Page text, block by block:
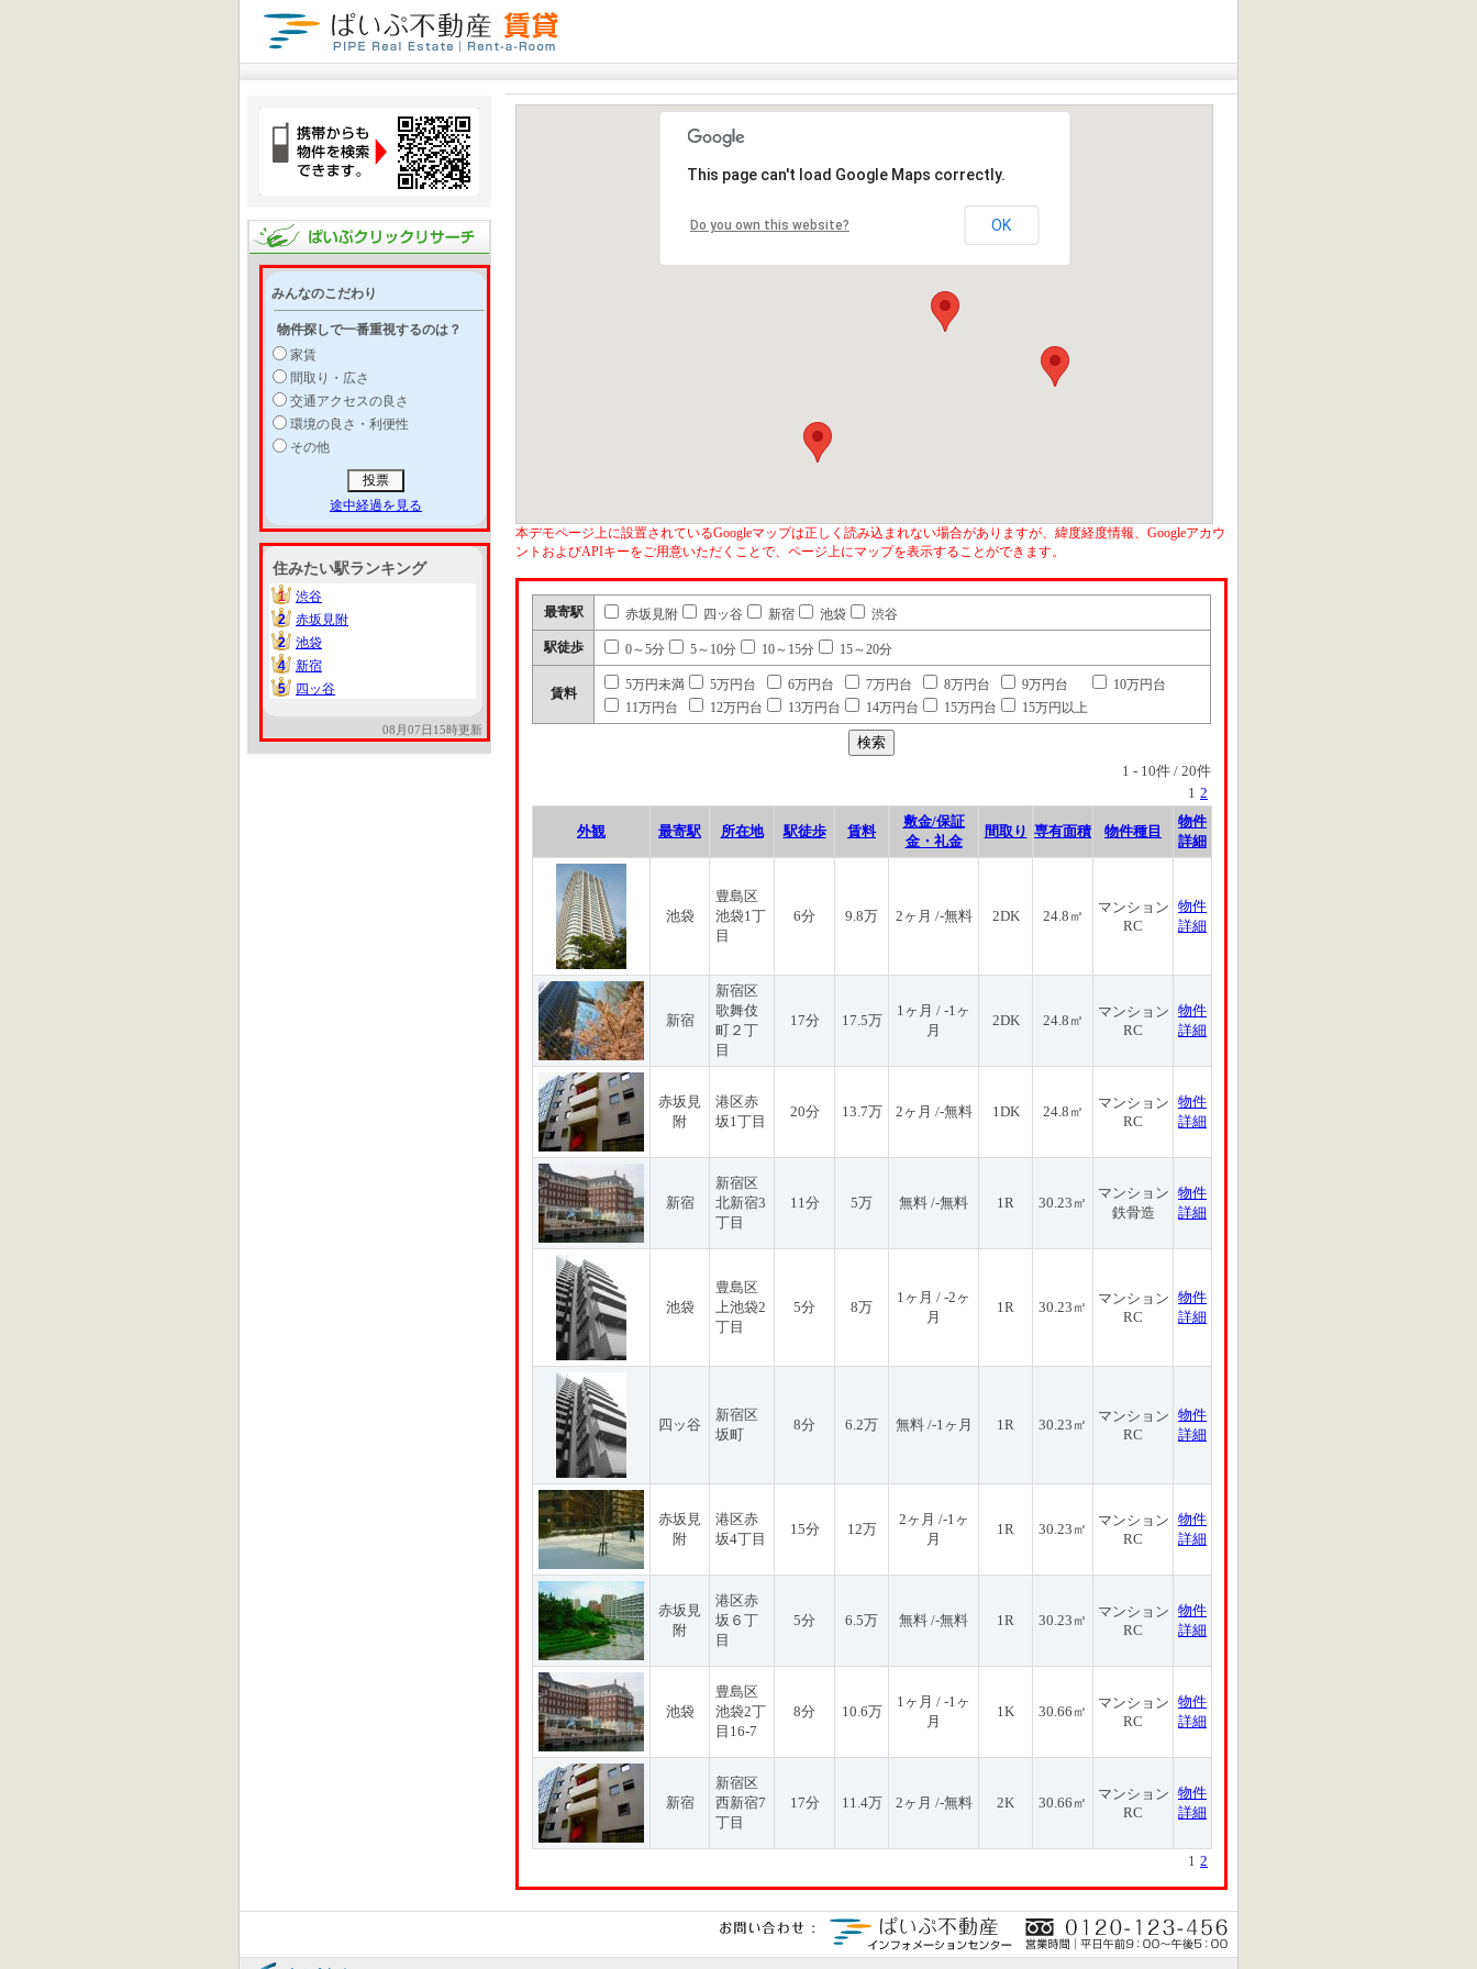
みんなのこだわり
物件探しで一番重視するのは？
家賃
間取り・広さ
交通アクセスの良さ
環境の良さ・利便性
その他
途中経過を見る
住みたい駅ランキング
1
1
渋谷
2
2
赤坂見附
2
2
池袋
4
4
新宿
5
5 四ッ谷
08月07日15時更新
This page can't load Google Maps correctly.
Do you own this website? OK
本デモページ上に設置されているGoogleマップは正しく読み込まれない場合がありますが、緯度経度情報、Googleアカウ
ントおよびAPIキーをご用意いただくことで、ページ上にマップを表示することができます。
最寄駅 赤坂見附 四ッ谷 新宿 池袋 渋谷
駅徒歩 0～5分 5～10分 10～15分 15～20分
賃料
5万円未満 5万円台 6万円台 7万円台 8万円台 9万円台
10万円台
11万円台
12万円台 13万円台 14万円台 15万円台 15万円以上
1 - 10件 / 20件
1 2
外観 最寄駅 所在地 駅徒歩 賃料
敷金/保証
金・礼金
間取り 専有面積 物件種目
物件
詳細
池袋
豊島区
池袋1丁
目
6分 9.8万 2ヶ月 /-無料 2DK 24.8㎡
マンション
RC
物件
詳細
新宿
新宿区
歌舞伎
町２丁
目
17分 17.5万
1ヶ月 / -1ヶ
月
2DK 24.8㎡
マンション
RC
物件
詳細
赤坂見
附
港区赤
坂1丁目
20分 13.7万 2ヶ月 /-無料 1DK 24.8㎡
マンション
RC
物件
詳細
新宿
新宿区
北新宿3
丁目
11分 5万 無料 /-無料 1R 30.23㎡
マンション
鉄骨造
物件
詳細
池袋
豊島区
上池袋2
丁目
5分 8万
1ヶ月 / -2ヶ
月
1R 30.23㎡
マンション
RC
物件
詳細
四ッ谷
新宿区
坂町
8分 6.2万 無料 /-1ヶ月 1R 30.23㎡
マンション
RC
物件
詳細
赤坂見
附
港区赤
坂4丁目
15分 12万
2ヶ月 /-1ヶ
月
1R 30.23㎡
マンション
RC
物件
詳細
赤坂見
附
港区赤
坂６丁
目
5分 6.5万 無料 /-無料 1R 30.23㎡
マンション
RC
物件
詳細
池袋
豊島区
池袋2丁
目16-7
8分 10.6万
1ヶ月 / -1ヶ
月
1K 30.66㎡
マンション
RC
物件
詳細
新宿
新宿区
西新宿7
丁目
17分 11.4万 2ヶ月 /-無料 2K 30.66㎡
マンション
RC
物件
詳細
1 2